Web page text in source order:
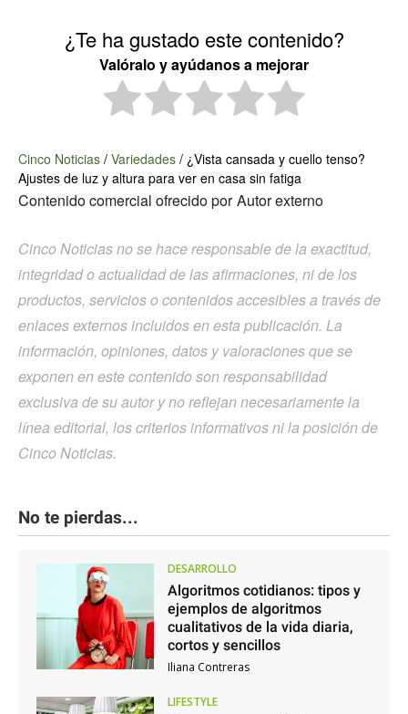
¿Te ha gustado este contenido?
Valóralo y ayúdanos a mejorar
Cinco Noticias / Variedades / ¿Vista cansada y cuello tenso?
Ajustes de luz y altura para ver en casa sin fatiga
Contenido comercial ofrecido por Autor externo
Cinco Noticias no se hace responsable de la exactitud,
integridad o actualidad de las afirmaciones, ni de los
productos, servicios o contenidos accesibles a través de
enlaces externos incluidos en esta publicación. La
información, opiniones, datos y valoraciones que se
exponen en este contenido son responsabilidad
exclusiva de su autor y no reflejan necesariamente la
línea editorial, los criterios informativos ni la posición de
Cinco Noticias.
No te pierdas...
DESARROLLO
Algoritmos cotidianos: tipos y
ejemplos de algoritmos
cualitativos de la vida diaria,
cortos y sencillos
Iliana Contreras
LIFESTYLE